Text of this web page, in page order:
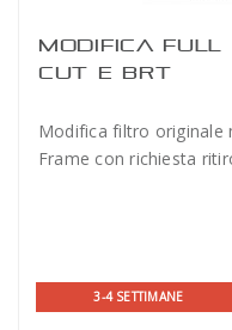
MODIFICA
CUT E BRT
Modifica filtro originale
Frame con richiesta
3-4 SETTIMANE